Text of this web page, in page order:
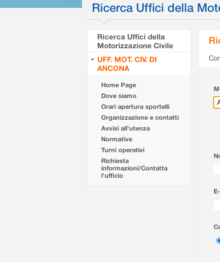
Ricerca Uffici della
Ricerca Uffici della
Motorizzazione Civile
UFF. MOT. CIV. DI
ANCONA
Home Page
Dove siamo
Orari apertura sportelli
Organizzazione e contatti
Avvisi all'utenza
Normative
Turni operativi
Richiesta
informazioni/Contatta
l'ufficio